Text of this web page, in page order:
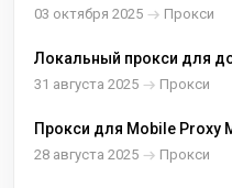
хосты — считаем быстро
03 октября 2025 Прокси
Локальный прокси для
установка и настройка
31 августа 2025 Прокси
Прокси для Mobile Proxy
быстрые пресеты,
28 августа 2025 Прокси